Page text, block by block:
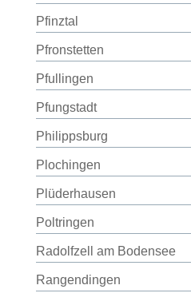
Pfinztal
Pfronstetten
Pfullingen
Pfungstadt
Philippsburg
Plochingen
Plüderhausen
Poltringen
Radolfzell am Bodensee
Rangendingen